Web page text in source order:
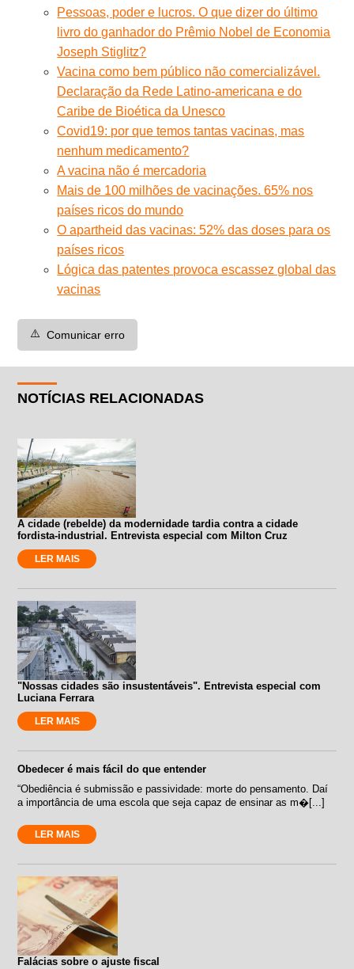
Pessoas, poder e lucros. O que dizer do último
livro do ganhador do Prêmio Nobel de Economia
Joseph Stiglitz?
Vacina como bem público não comercializável.
Declaração da Rede Latino-americana e do
Caribe de Bioética da Unesco
Covid19: por que temos tantas vacinas, mas
nenhum medicamento?
A vacina não é mercadoria
Mais de 100 milhões de vacinações. 65% nos
países ricos do mundo
O apartheid das vacinas: 52% das doses para os
países ricos
Lógica das patentes provoca escassez global das
vacinas
⚠️ Comunicar erro
NOTÍCIAS RELACIONADAS
A cidade (rebelde) da modernidade tardia contra a cidade
fordista-industrial. Entrevista especial com Milton Cruz
LER MAIS
"Nossas cidades são insustentáveis". Entrevista especial com
Luciana Ferrara
LER MAIS
Obedecer é mais fácil do que entender
“Obediência é submissão e passividade: morte do pensamento. Daí
a importância de uma escola que seja capaz de ensinar as m�[...]
LER MAIS
Falácias sobre o ajuste fiscal